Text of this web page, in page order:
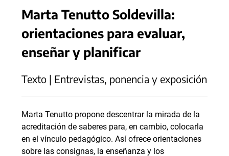
Marta Tenutto Soldevilla:
orientaciones para evaluar,
enseñar y planificar
Texto | Entrevistas, ponencia y exposición
Marta Tenutto propone descentrar la mirada de la
acreditación de saberes para, en cambio, colocarla
en el vínculo pedagógico. Así ofrece orientaciones
sobre las consignas, la enseñanza y los